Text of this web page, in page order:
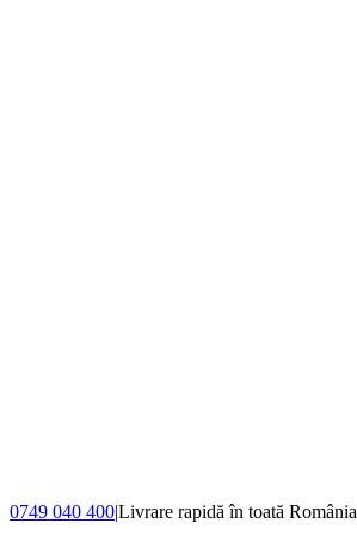
0749 040 400|Livrare rapidă în toată România